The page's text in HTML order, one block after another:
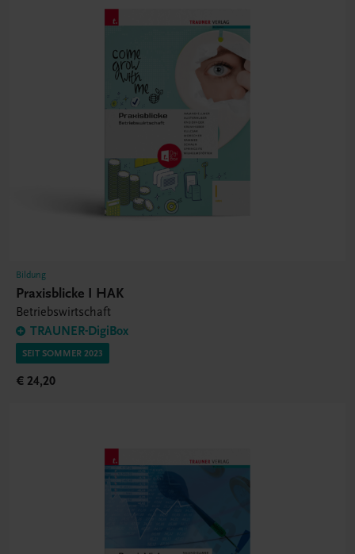
Bildung
Praxisblicke I HAK
Betriebswirtschaft
TRAUNER-DigiBox
SEIT SOMMER 2023
€ 24,20